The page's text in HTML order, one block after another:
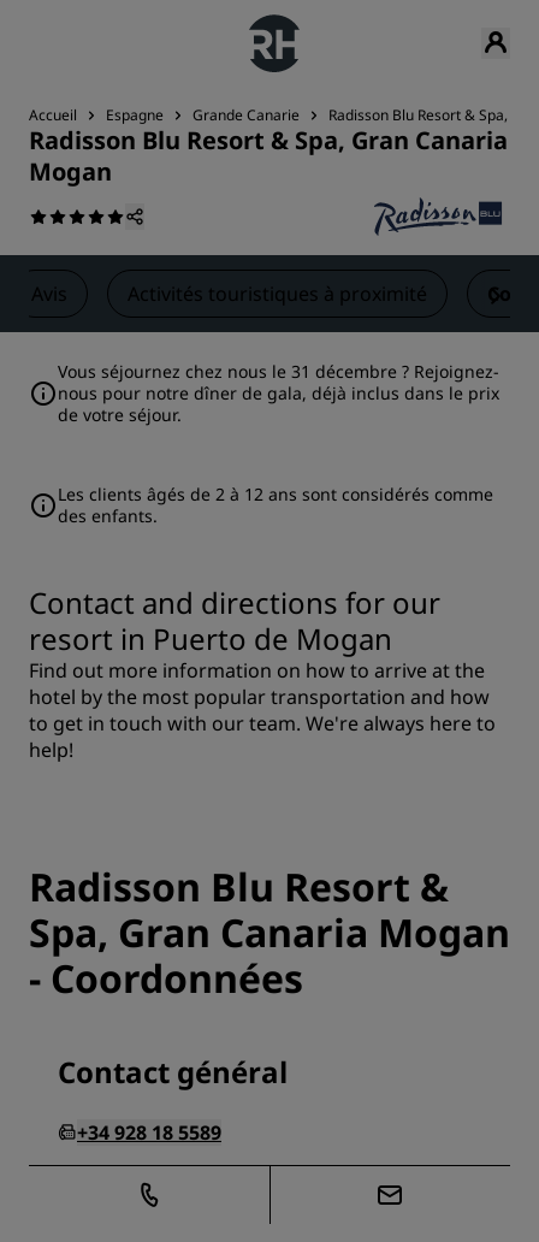
Accueil Espagne Grande Canarie Radisson Blu Resort & Spa,
Radisson Blu Resort & Spa, Gran Canaria
Mogan
Avis Activités touristiques à proximité
Vous séjournez chez nous le 31 décembre ? Rejoignez-
nous pour notre dîner de gala, déjà inclus dans le prix
de votre séjour.
Les clients âgés de 2 à 12 ans sont considérés comme
des enfants.
Contact and directions for our
resort in Puerto de Mogan
Find out more information on how to arrive at the
hotel by the most popular transportation and how
to get in touch with our team. We're always here to
help!
Radisson Blu Resort &
Spa, Gran Canaria Mogan
- Coordonnées
Contact général
+34 928 18 5589